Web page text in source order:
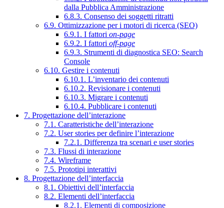
dalla Pubblica Amministrazione
6.8.3. Consenso dei soggetti ritratti
6.9. Ottimizzazione per i motori di ricerca (SEO)
6.9.1. I fattori on-page
6.9.2. I fattori off-page
6.9.3. Strumenti di diagnostica SEO: Search
Console
6.10. Gestire i contenuti
6.10.1. L’inventario dei contenuti
6.10.2. Revisionare i contenuti
6.10.3. Migrare i contenuti
6.10.4. Pubblicare i contenuti
7. Progettazione dell’interazione
7.1. Caratteristiche dell’interazione
7.2. User stories per definire l’interazione
7.2.1. Differenza tra scenari e user stories
7.3. Flussi di interazione
7.4. Wireframe
7.5. Prototipi interattivi
8. Progettazione dell’interfaccia
8.1. Obiettivi dell’interfaccia
8.2. Elementi dell’interfaccia
8.2.1. Elementi di composizione